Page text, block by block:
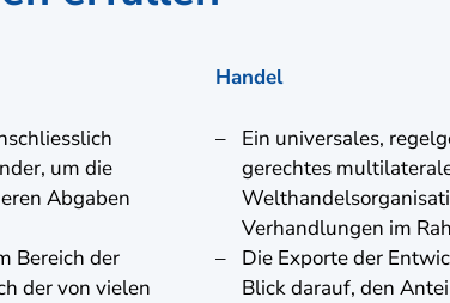
um die
Abgaben
Bereich der
der von vielen
Handel
Ein universales,
gerechtes
Verhandlungen im
Die Exporte der
Blick darauf, den